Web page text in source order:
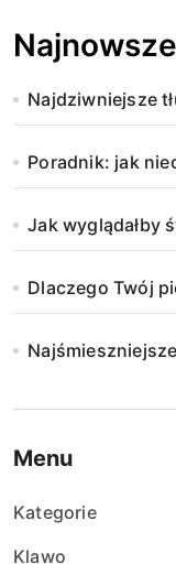
Najdziwniejsze
Poradnik: jak
Jak wyglądałby
Dlaczego Twój
Menu
Kategorie
Klawo